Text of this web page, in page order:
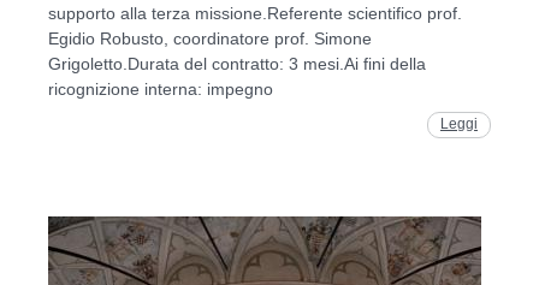
supporto alla terza missione.Referente scientifico prof.
Egidio Robusto, coordinatore prof. Simone
Grigoletto.Durata del contratto: 3 mesi.Ai fini della
ricognizione interna: impegno
Leggi